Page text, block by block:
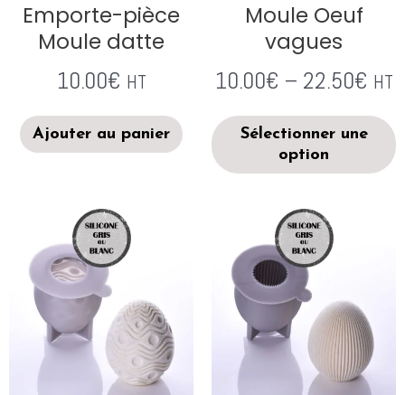
Emporte-pièce
Moule datte
10.00€ HT
Ajouter au panier
Moule Oeuf
vagues
10.00€ – 22.50€ HT
Sélectionner une
option